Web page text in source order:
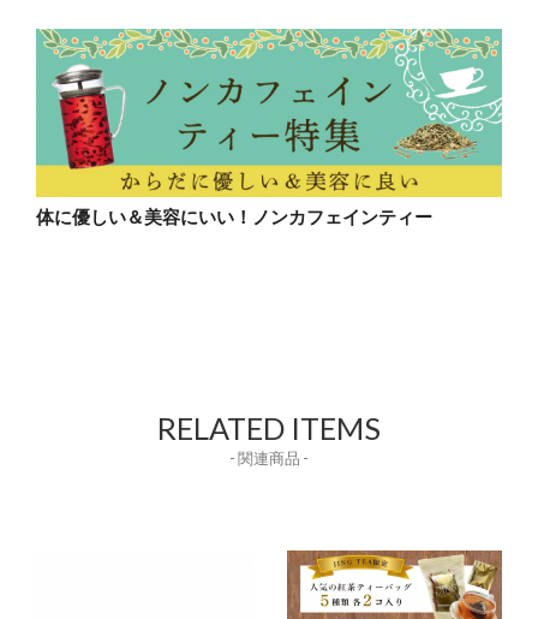
体に優しい＆美容にいい！ノンカフェインティー
RELATED ITEMS
- 関連商品 -